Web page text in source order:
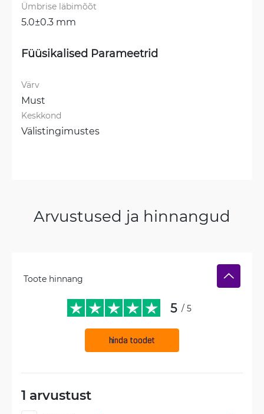
Ümbrise läbimõõt
5.0±0.3 mm
Füüsikalised Parameetrid
Värv
Must
Keskkond
Välistingimustes
Arvustused ja hinnangud
Toote hinnang
5 / 5
hinda toodet
1 arvustust